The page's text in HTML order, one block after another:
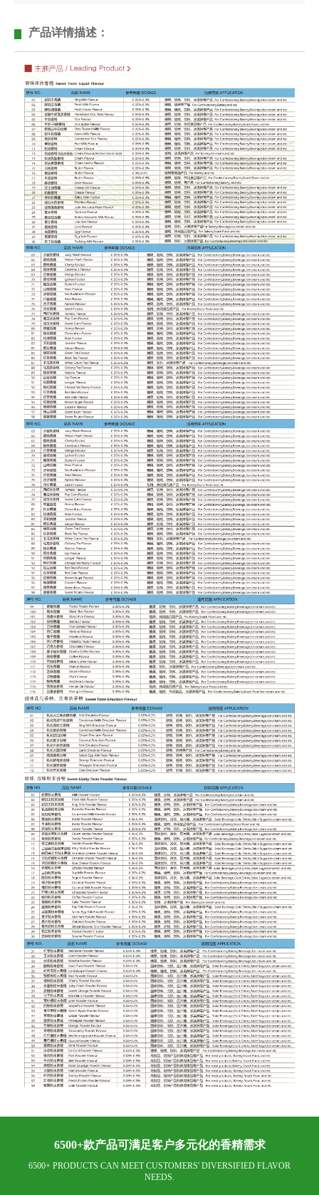
产品详情描述：
6500+款产品可满足客户多元化的香精需求
6500+ PRODUCTS CAN MEET CUSTOMERS' DIVERSIFIED FLAVOR
NEEDS.